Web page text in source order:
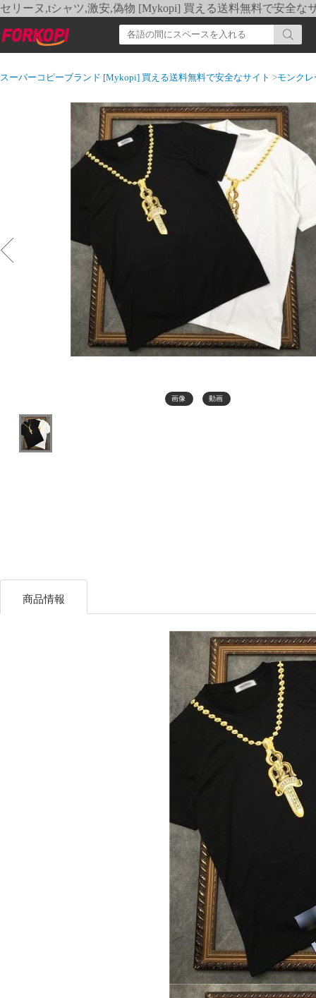
セリーヌ,tシャツ,激安,偽物 [Mykopi] 買える送料無料で安全な
スーパーコピーブランド [Mykopi] 買える送料無料で安全なサイト >モンク
画像 動画
商品情報